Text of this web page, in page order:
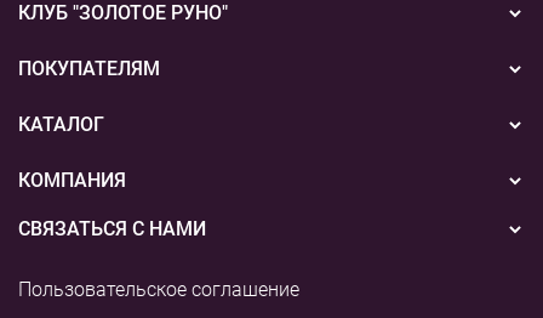
КЛУБ "ЗОЛОТОЕ РУНО"
Новости
Акции
ПОКУПАТЕЛЯМ
Бонусная система
Подарочные сертификаты
Способы оплаты
КАТАЛОГ
Вышивка
Пряжа
КОМПАНИЯ
О нас
Наши магазины
СВЯЗАТЬСЯ С НАМИ
Пользовательское соглашение